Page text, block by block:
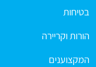
בטיחות
הורות וקריירה
המקצוענים